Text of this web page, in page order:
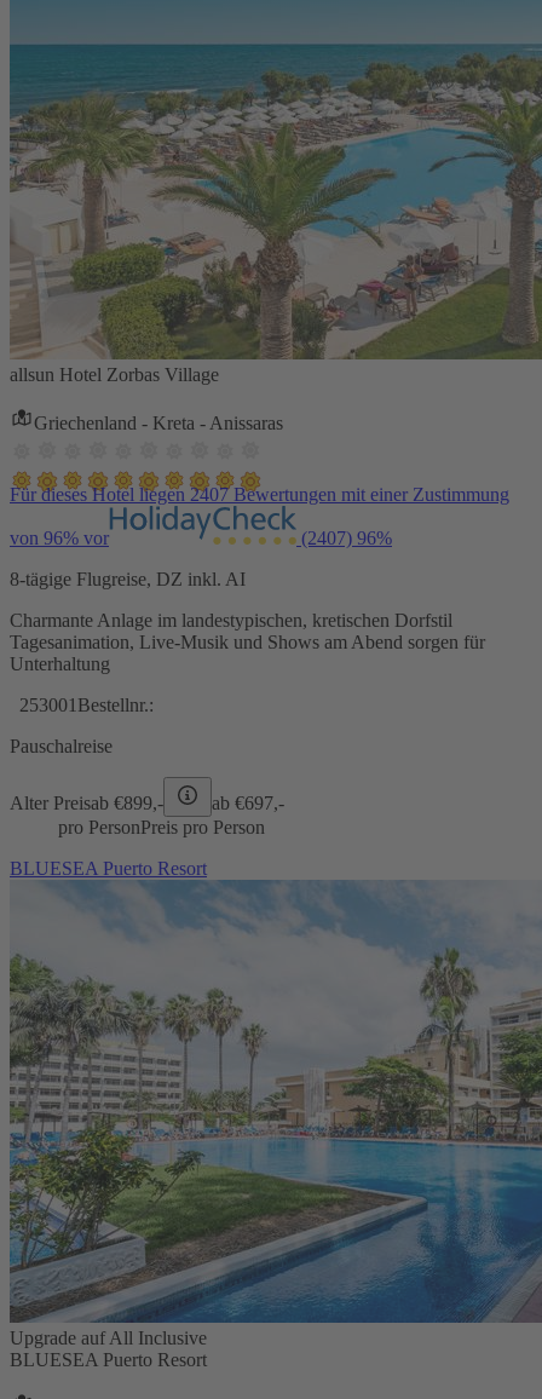
allsun Hotel Zorbas Village
Griechenland - Kreta - Anissaras
Für dieses Hotel liegen 2407 Bewertungen mit einer Zustimmung
von 96% vor (2407) 96%
8-tägige Flugreise, DZ inkl. AI
Charmante Anlage im landestypischen, kretischen Dorfstil
Tagesanimation, Live-Musik und Shows am Abend sorgen für
Unterhaltung
253001 Bestellnr.:
Pauschalreise
Alter Preisab €899,- ab €697,-
pro PersonPreis pro Person
BLUESEA Puerto Resort
Upgrade auf All Inclusive
BLUESEA Puerto Resort